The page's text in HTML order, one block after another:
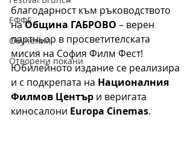
ЕФФЕ
Обучения
Отворени покани
благодарност към ръководството
на Община ГАБРОВО – верен
партньор в просветителската
мисия на София Филм Фест!
Юбилейното издание се реализира
и с подкрепата на Националния
Филмов Център и веригата
киносалони Europa Cinemas.